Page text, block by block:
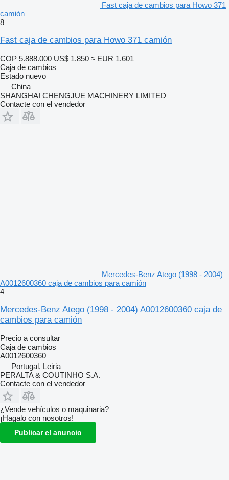
Fast caja de cambios para Howo 371
camión
8
Fast caja de cambios para Howo 371 camión
COP 5.888.000 US$ 1.850 ≈ EUR 1.601
Caja de cambios
Estado nuevo
China
SHANGHAI CHENGJUE MACHINERY LIMITED
Contacte con el vendedor
Mercedes-Benz Atego (1998 - 2004)
A0012600360 caja de cambios para camión
4
Mercedes-Benz Atego (1998 - 2004) A0012600360 caja de
cambios para camión
Precio a consultar
Caja de cambios
A0012600360
Portugal, Leiria
PERALTA & COUTINHO S.A.
Contacte con el vendedor
¿Vende vehículos o maquinaria?
¡Hagalo con nosotros!
Publicar el anuncio